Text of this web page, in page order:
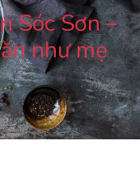
Sóc Sơn –
như mẹ